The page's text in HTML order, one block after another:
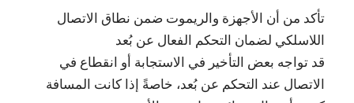
تأكد من أن الأجهزة والريموت ضمن نطاق الاتصال
اللاسلكي لضمان التحكم الفعال عن بُعد
قد تواجه بعض التأخير في الاستجابة أو انقطاع في
الاتصال عند التحكم عن بُعد، خاصةً إذا كانت المسافة